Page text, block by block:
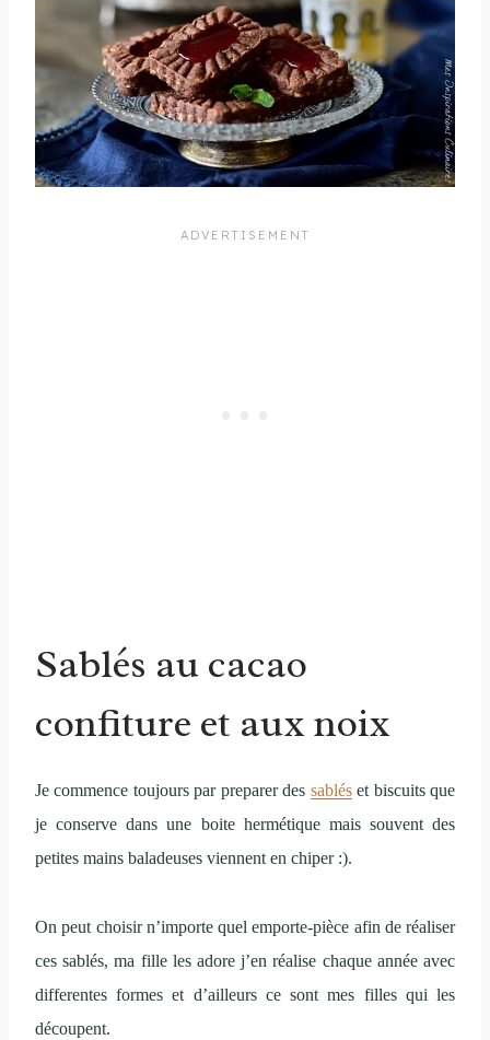
Sablés au cacao
confiture et aux noix
Je commence toujours par preparer des sabléset biscuits que
je conserve dans une boite hermétique mais souvent des
petites mains baladeuses viennent en chiper :).
On peut choisir n’importe quel emporte-pièce afin de réaliser
ces sablés, ma fille les adore j’en réalise chaque année avec
differentes formes et d’ailleurs ce sont mes filles qui les
découpent.